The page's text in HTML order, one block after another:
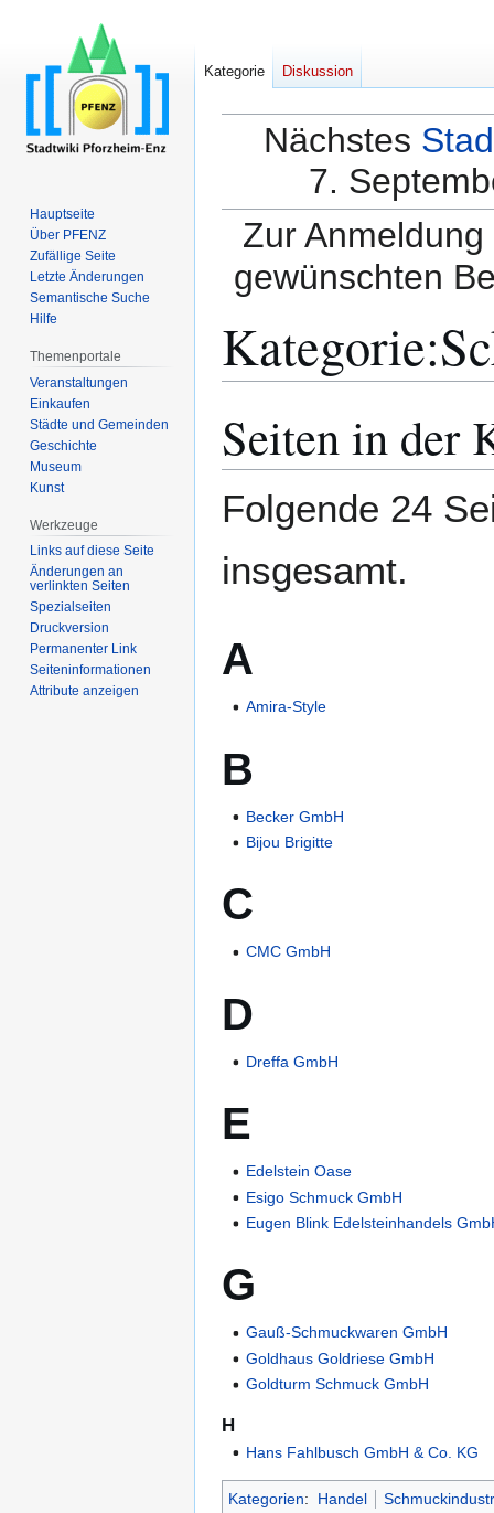
Nächstes
7.
Zur
gewünschten
Kategorie:
Navigation
Suche
Seiten in der
Folgende 24
insgesamt.
A
Amira-Style
B
Becker GmbH
Bijou Brigitte
C
CMC GmbH
D
Dreffa GmbH
E
Edelstein Oase
Esigo Schmuck GmbH
Eugen Blink Edelsteinhandels
G
Gauß-Schmuckwaren GmbH
Goldhaus Goldriese GmbH
Goldturm Schmuck GmbH
H
Hans Fahlbusch GmbH & Co. KG
Kategorien: Handel
Kategorie Diskussion
Hauptseite
Über PFENZ
Zufällige Seite
Letzte Änderungen
Semantische Suche
Hilfe
Themenportale
Veranstaltungen
Einkaufen
Städte und Gemeinden
Geschichte
Museum
Kunst
Werkzeuge
Links auf diese Seite
Änderungen an
verlinkten Seiten
Spezialseiten
Druckversion
Permanenter Link
Seiten­­informationen
Attribute anzeigen